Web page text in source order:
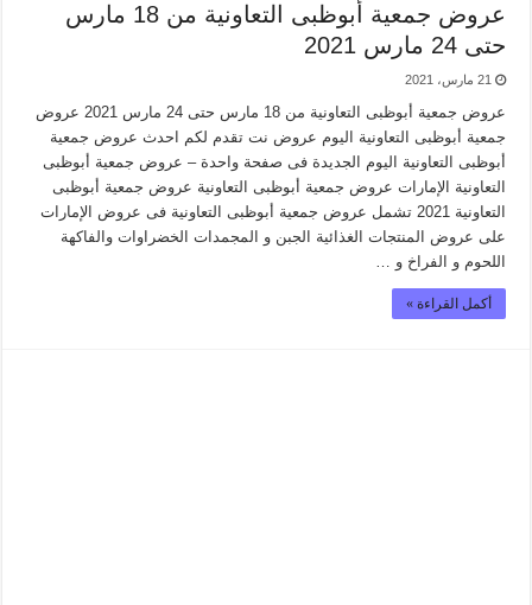
عروض جمعية أبوظبى التعاونية من 18 مارس
حتى 24 مارس 2021
21 مارس، 2021
عروض جمعية أبوظبى التعاونية من 18 مارس حتى 24 مارس 2021 عروض
جمعية أبوظبى التعاونية اليوم عروض نت تقدم لكم احدث عروض جمعية
أبوظبى التعاونية اليوم الجديدة فى صفحة واحدة – عروض جمعية أبوظبى
التعاونية الإمارات عروض جمعية أبوظبى التعاونية عروض جمعية أبوظبى
التعاونية 2021 تشمل عروض جمعية أبوظبى التعاونية فى عروض الإمارات
على عروض المنتجات الغذائية الجبن و المجمدات الخضراوات والفاكهة
اللحوم و الفراخ و …
أكمل القراءة »